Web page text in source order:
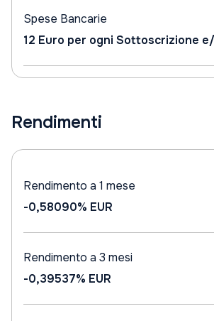
Spese Bancarie
12 Euro per ogni Sottoscrizione
Rendimenti
Rendimento a 1 mese
-0,58090% EUR
Rendimento a 3 mesi
-0,39537% EUR